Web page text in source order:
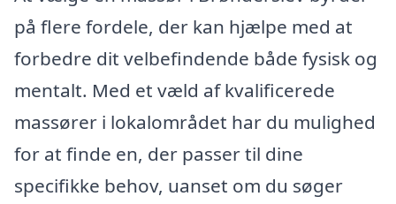
på flere fordele, der kan hjælpe med at
forbedre dit velbefindende både fysisk og
mentalt. Med et væld af kvalificerede
massører i lokalområdet har du mulighed
for at finde en, der passer til dine
specifikke behov, uanset om du søger